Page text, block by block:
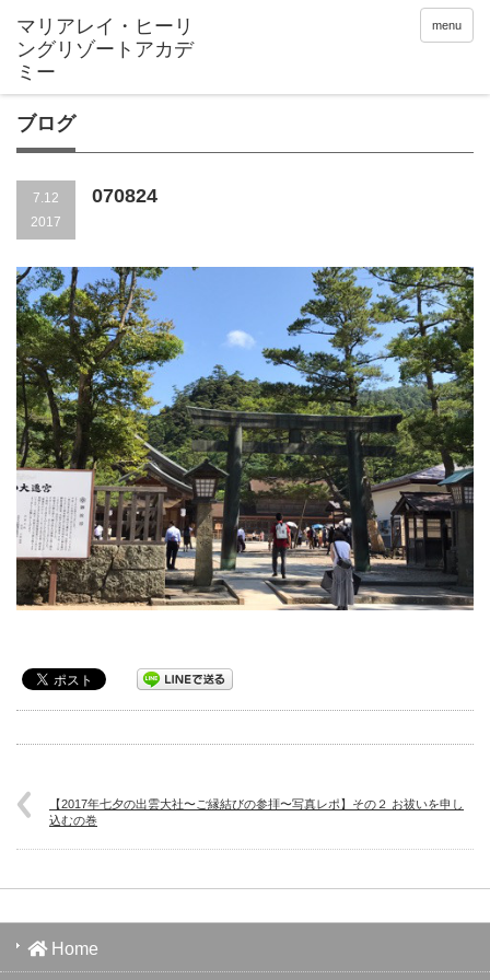
menu
ブログ
7.12
2017
070824
【2017年七夕の出雲大社〜ご縁結びの参拝〜写真レポ】その２ お祓いを申し
込むの巻
Home